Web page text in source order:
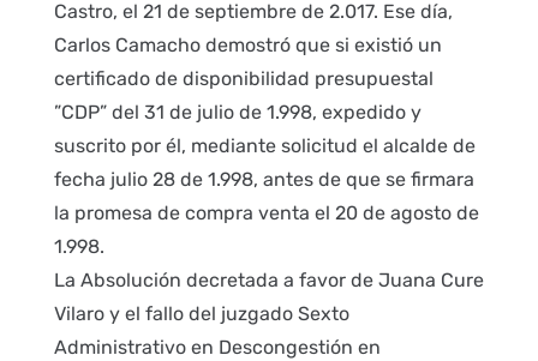
Castro, el 21 de septiembre de 2.017. Ese día,
Carlos Camacho demostró que si existió un
certificado de disponibilidad presupuestal
”CDP” del 31 de julio de 1.998, expedido y
suscrito por él, mediante solicitud el alcalde de
fecha julio 28 de 1.998, antes de que se firmara
la promesa de compra venta el 20 de agosto de
1.998.
La Absolución decretada a favor de Juana Cure
Vilaro y el fallo del juzgado Sexto
Administrativo en Descongestión en